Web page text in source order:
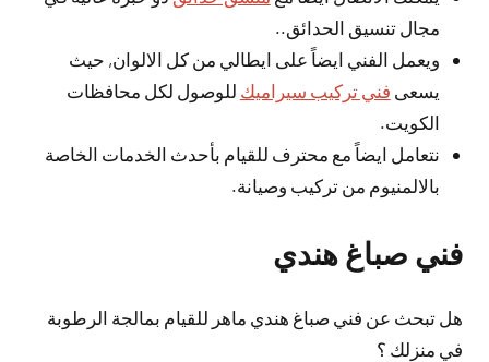
مجال تنسيق الحدائق..
ويعمل الفني ايضاً على ايطالي من كل الالوان, حيث
يسعى فني تركيب سيراميك للوصول لكل محافظات
الكويت.
نتعامل ايضاً مع محترف للقيام بأحدث الخدمات الخاصة
بالالمنيوم من تركيب وصيانة.
فني صباغ هندي
هل تبحث عن فني صباغ هندي ماهر للقيام بمالجة الرطوبة
في منزلك ؟